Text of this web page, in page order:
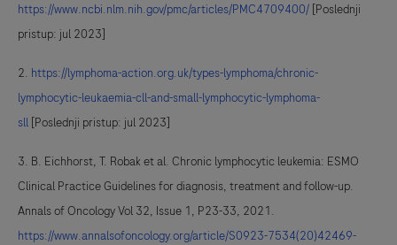
https://www.ncbi.nlm.nih.gov/pmc/articles/PMC4709400/ [Poslednji
pristup: jul 2023]
2. https://lymphoma-action.org.uk/types-lymphoma/chronic-
lymphocytic-leukaemia-cll-and-small-lymphocytic-lymphoma-
sll [Poslednji pristup: jul 2023]
3. B. Eichhorst, T. Robak et al. Chronic lymphocytic leukemia: ESMO
Clinical Practice Guidelines for diagnosis, treatment and follow-up.
Annals of Oncology Vol 32, Issue 1, P23-33, 2021.
https://www.annalsofoncology.org/article/S0923-7534(20)42469-